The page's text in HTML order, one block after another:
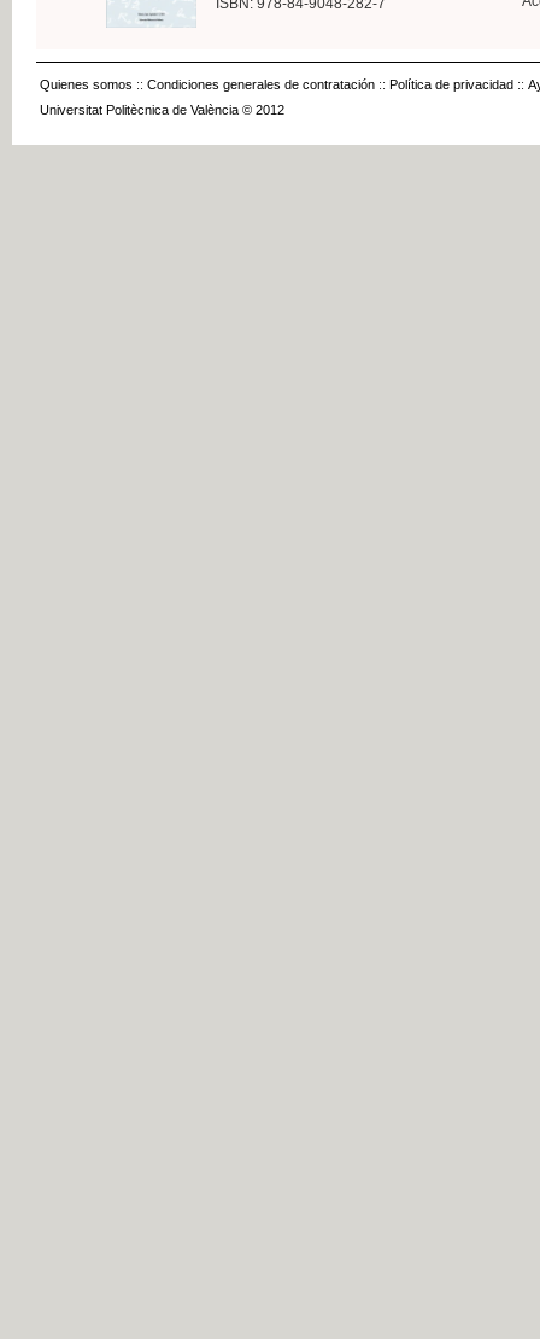
ISBN: 978-84-9048-282-7
Quienes somos :: Condiciones generales de contratación :: Política de privacidad ::
Universitat Politècnica de València © 2012